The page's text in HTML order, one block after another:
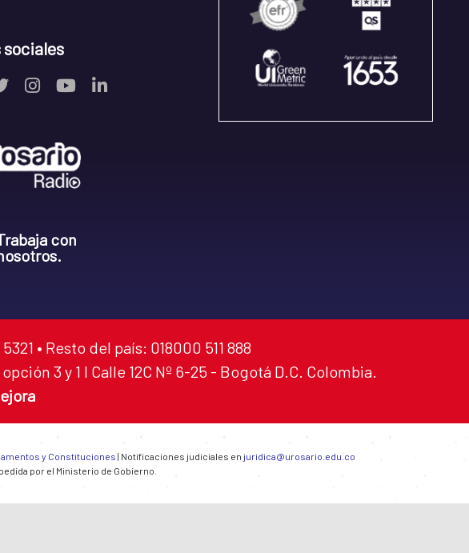
sociales
con
• Resto del país: 018000 511 888
3 y 1 I Calle 12C Nº 6-25 - Bogotá D.C. Colombia.
y Constituciones | Notificaciones judiciales en juridica@urosario.edu.co
por el Ministerio de Gobierno.